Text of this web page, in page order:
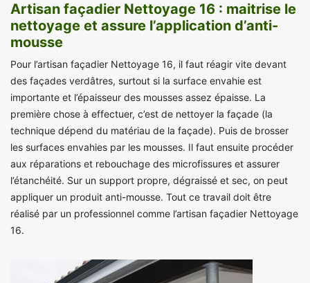
Artisan façadier Nettoyage 16 : maitrise le
nettoyage et assure l’application d’anti-
mousse
Pour l’artisan façadier Nettoyage 16, il faut réagir vite devant
des façades verdâtres, surtout si la surface envahie est
importante et l’épaisseur des mousses assez épaisse. La
première chose à effectuer, c’est de nettoyer la façade (la
technique dépend du matériau de la façade). Puis de brosser
les surfaces envahies par les mousses. Il faut ensuite procéder
aux réparations et rebouchage des microfissures et assurer
l’étanchéité. Sur un support propre, dégraissé et sec, on peut
appliquer un produit anti-mousse. Tout ce travail doit être
réalisé par un professionnel comme l’artisan façadier Nettoyage
16.